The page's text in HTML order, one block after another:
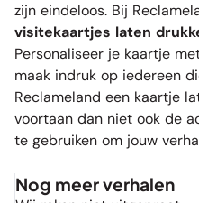
zijn eindeloos. Bij
visitekaartjes laten
Personaliseer je kaartje
maak indruk op iedereen
Reclameland een kaartje
voortaan dan niet ook de
te gebruiken om jouw
Nog meer verhalen